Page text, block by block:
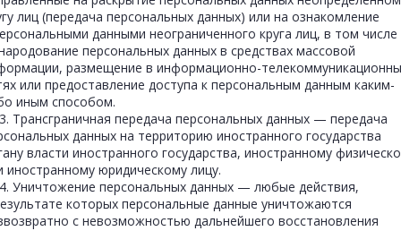
лиц (передача персональных данных) или на ознакомление
данными неограниченного круга лиц, в том числе
персональных данных в средствах массовой
размещение в информационно-
или предоставление доступа к персональным данным каким-
иным способом.
Трансграничная передача персональных данных — передача
данных на территорию иностранного государства
власти иностранного государства, иностранному
иностранному юридическому лицу.
Уничтожение персональных данных — любые действия,
которых персональные данные уничтожаются
с невозможностью дальнейшего восстановления